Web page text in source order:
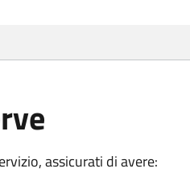
assicurati di avere: